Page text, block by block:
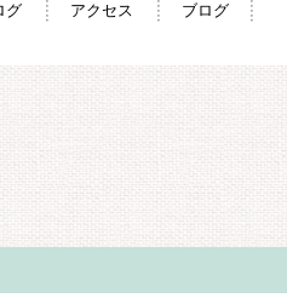
グ アクセス ブログ